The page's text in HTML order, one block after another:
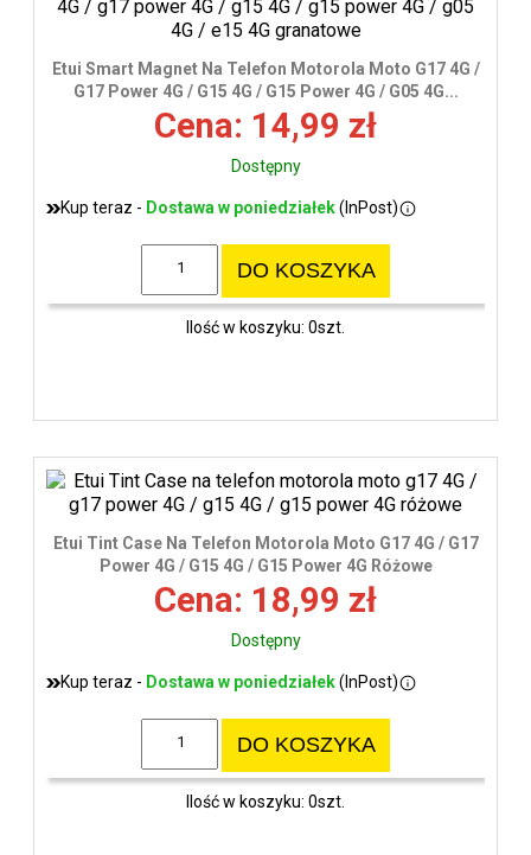
Etui Smart Magnet Na Telefon Motorola Moto G17 4G /
G17 Power 4G / G15 4G / G15 Power 4G / G05 4G...
Cena: 14,99 zł
Dostępny
Kup teraz - Dostawa w poniedziałek(InPost)
DO KOSZYKA
Ilość w koszyku: 0szt.
Etui Tint Case Na Telefon Motorola Moto G17 4G / G17
Power 4G / G15 4G / G15 Power 4G Różowe
Cena: 18,99 zł
Dostępny
Kup teraz - Dostawa w poniedziałek(InPost)
DO KOSZYKA
Ilość w koszyku: 0szt.